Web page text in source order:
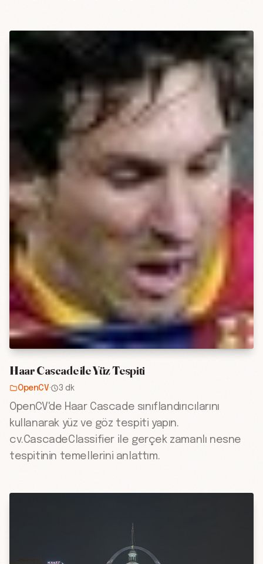
Haar Cascade ile Yüz Tespiti
OpenCV· 3 dk
OpenCV'de Haar Cascade sınıflandırıcılarını
kullanarak yüz ve göz tespiti yapın.
cv.CascadeClassifier ile gerçek zamanlı nesne
tespitinin temellerini anlattım.